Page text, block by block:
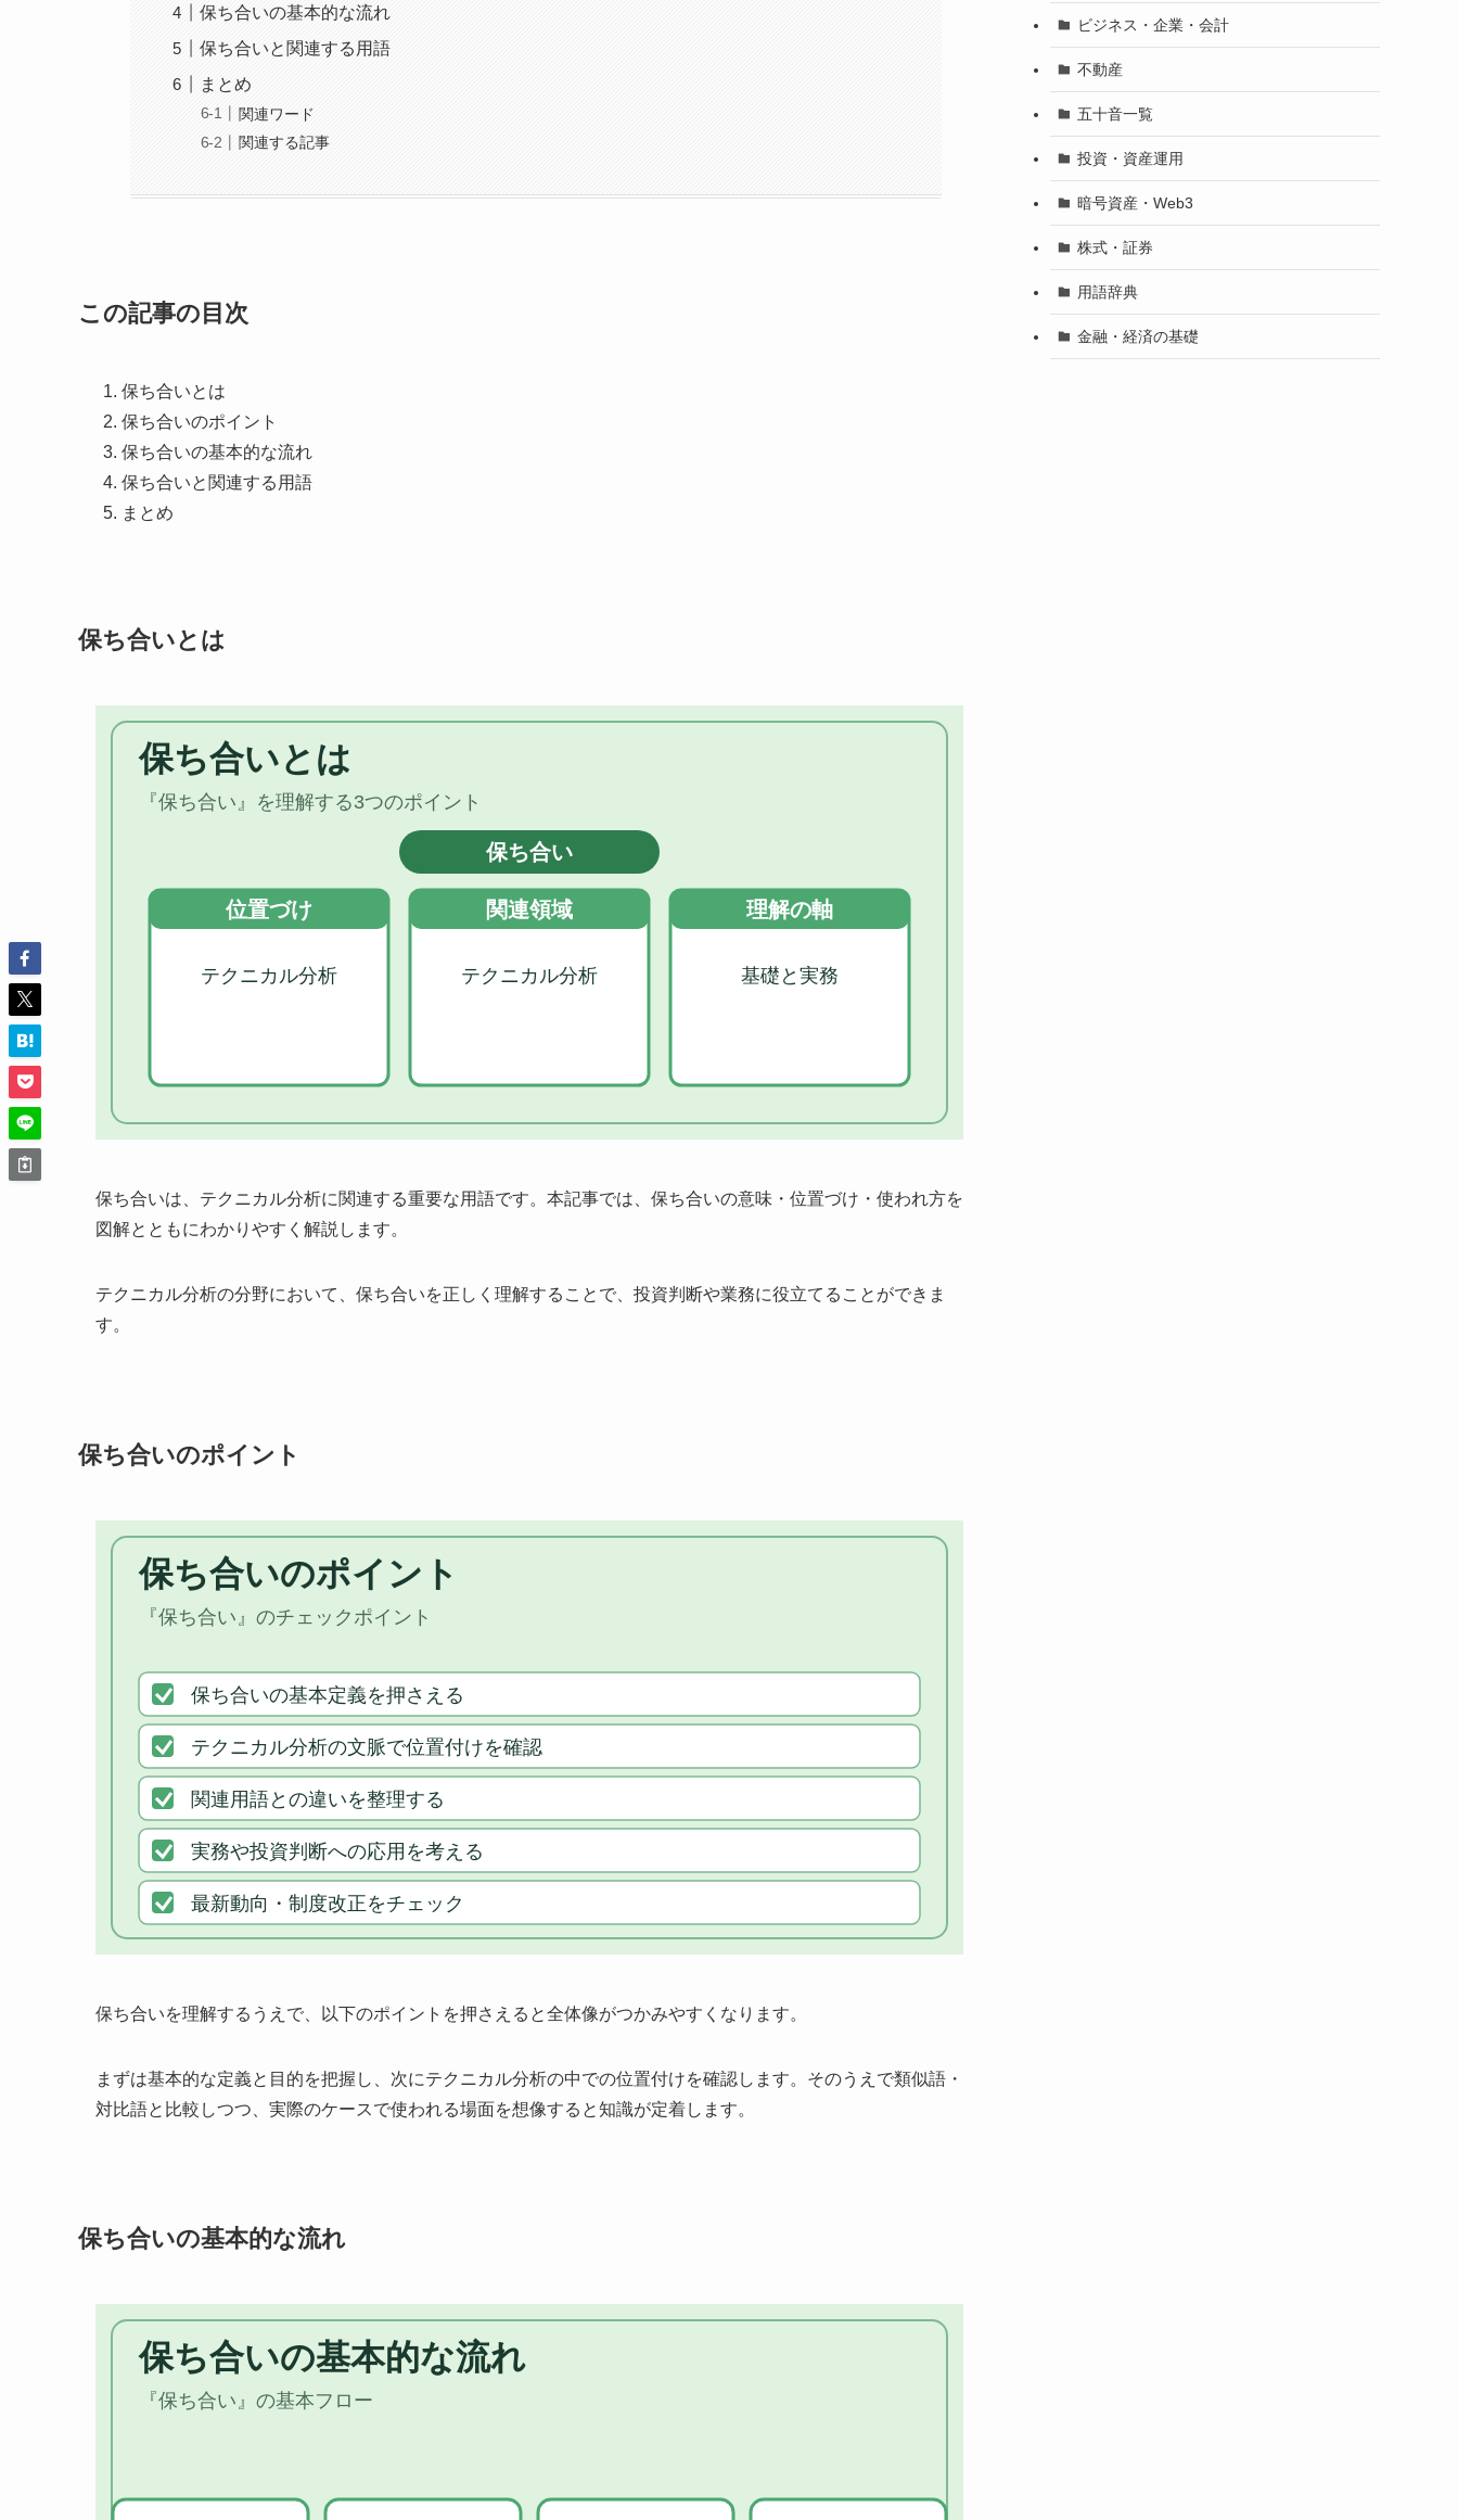
保ち合いの基本的な流れ
保ち合いと関連する用語
まとめ
関連ワード
関連する記事
この記事の目次
保ち合いとは
保ち合いのポイント
保ち合いの基本的な流れ
保ち合いと関連する用語
まとめ
保ち合いとは
保ち合いは、テクニカル分析に関連する重要な用語です。本記事では、保ち合いの意味・位置づけ・使われ方を
図解とともにわかりやすく解説します。
テクニカル分析の分野において、保ち合いを正しく理解することで、投資判断や業務に役立てることができま
す。
保ち合いのポイント
保ち合いを理解するうえで、以下のポイントを押さえると全体像がつかみやすくなります。
まずは基本的な定義と目的を把握し、次にテクニカル分析の中での位置付けを確認します。そのうえで類似語・
対比語と比較しつつ、実際のケースで使われる場面を想像すると知識が定着します。
保ち合いの基本的な流れ
ビジネス・企業・会計
不動産
五十音一覧
投資・資産運用
暗号資産・Web3
株式・証券
用語辞典
金融・経済の基礎